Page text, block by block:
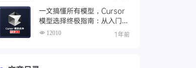
一文搞懂所有模型，Cursor
模型选择终极指南：从入门到
精通12010 1年前